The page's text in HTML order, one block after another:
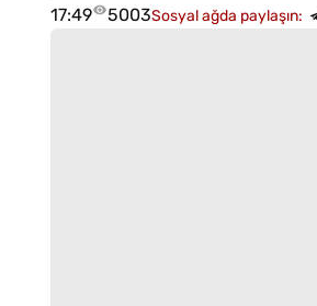
17:49
5003Sosyal ağda paylaşın: